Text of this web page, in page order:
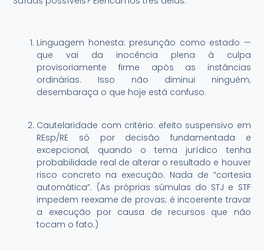
Linguagem honesta: presunção como estado —
que vai da inocência plena à culpa
provisoriamente firme após as instâncias
ordinárias. Isso não diminui ninguém;
desembaraça o que hoje está confuso.
Cautelaridade com critério: efeito suspensivo em
REsp/RE só por decisão fundamentada e
excepcional, quando o tema jurídico tenha
probabilidade real de alterar o resultado e houver
risco concreto na execução. Nada de “cortesia
automática”. (As próprias súmulas do STJ e STF
impedem reexame de provas; é incoerente travar
a execução por causa de recursos que não
tocam o fato.)